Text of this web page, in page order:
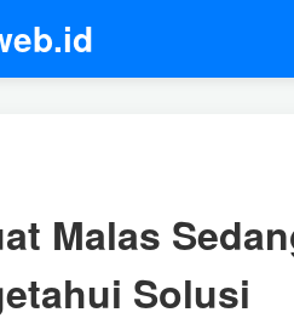
Malas
Solusi